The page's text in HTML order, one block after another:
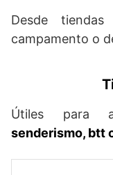
Desde
campamento o
Útiles para
senderismo, btt